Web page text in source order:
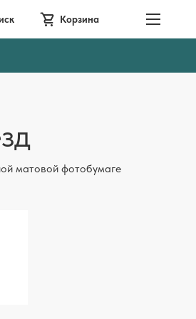
Корзина
матовой фотобумаге